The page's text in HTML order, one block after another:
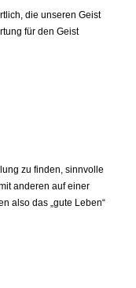
die unseren Geist
für den Geist
zu finden, sinnvolle
anderen auf einer
also das „gute Leben“